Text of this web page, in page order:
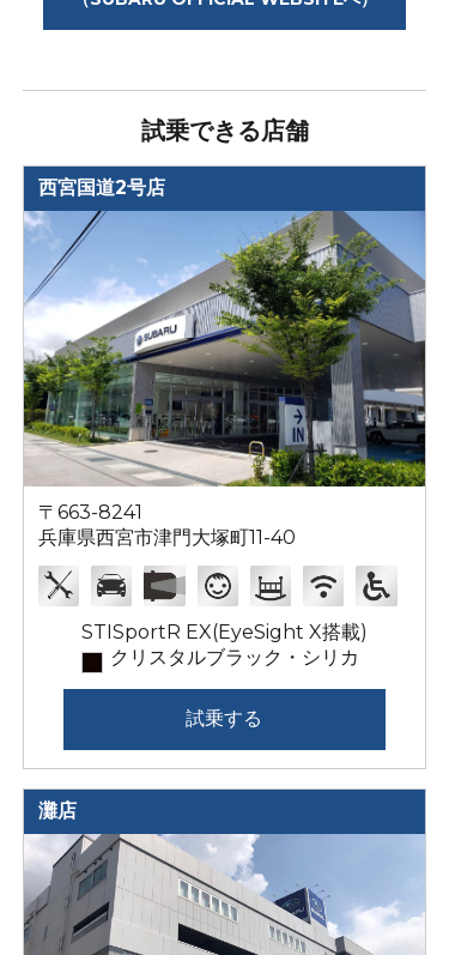
試乗できる店舗
西宮国道2号店
〒663-8241
兵庫県西宮市津門大塚町11-40
STISportR EX(EyeSight X搭載)
クリスタルブラック・シリカ
試乗する
灘店